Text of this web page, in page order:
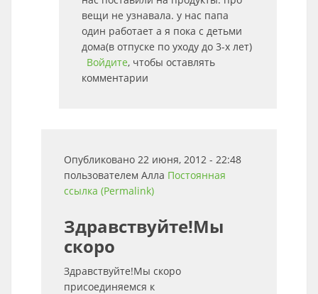
вещи не узнавала. у нас папа
один работает а я пока с детьми
дома(в отпуске по уходу до 3-х лет)
Войдите, чтобы оставлять
комментарии
Опубликовано 22 июня, 2012 - 22:48
пользователем Алла Постоянная
ссылка (Permalink)
Здравствуйте!Мы
скоро
Здравствуйте!Мы скоро
присоединяемся к